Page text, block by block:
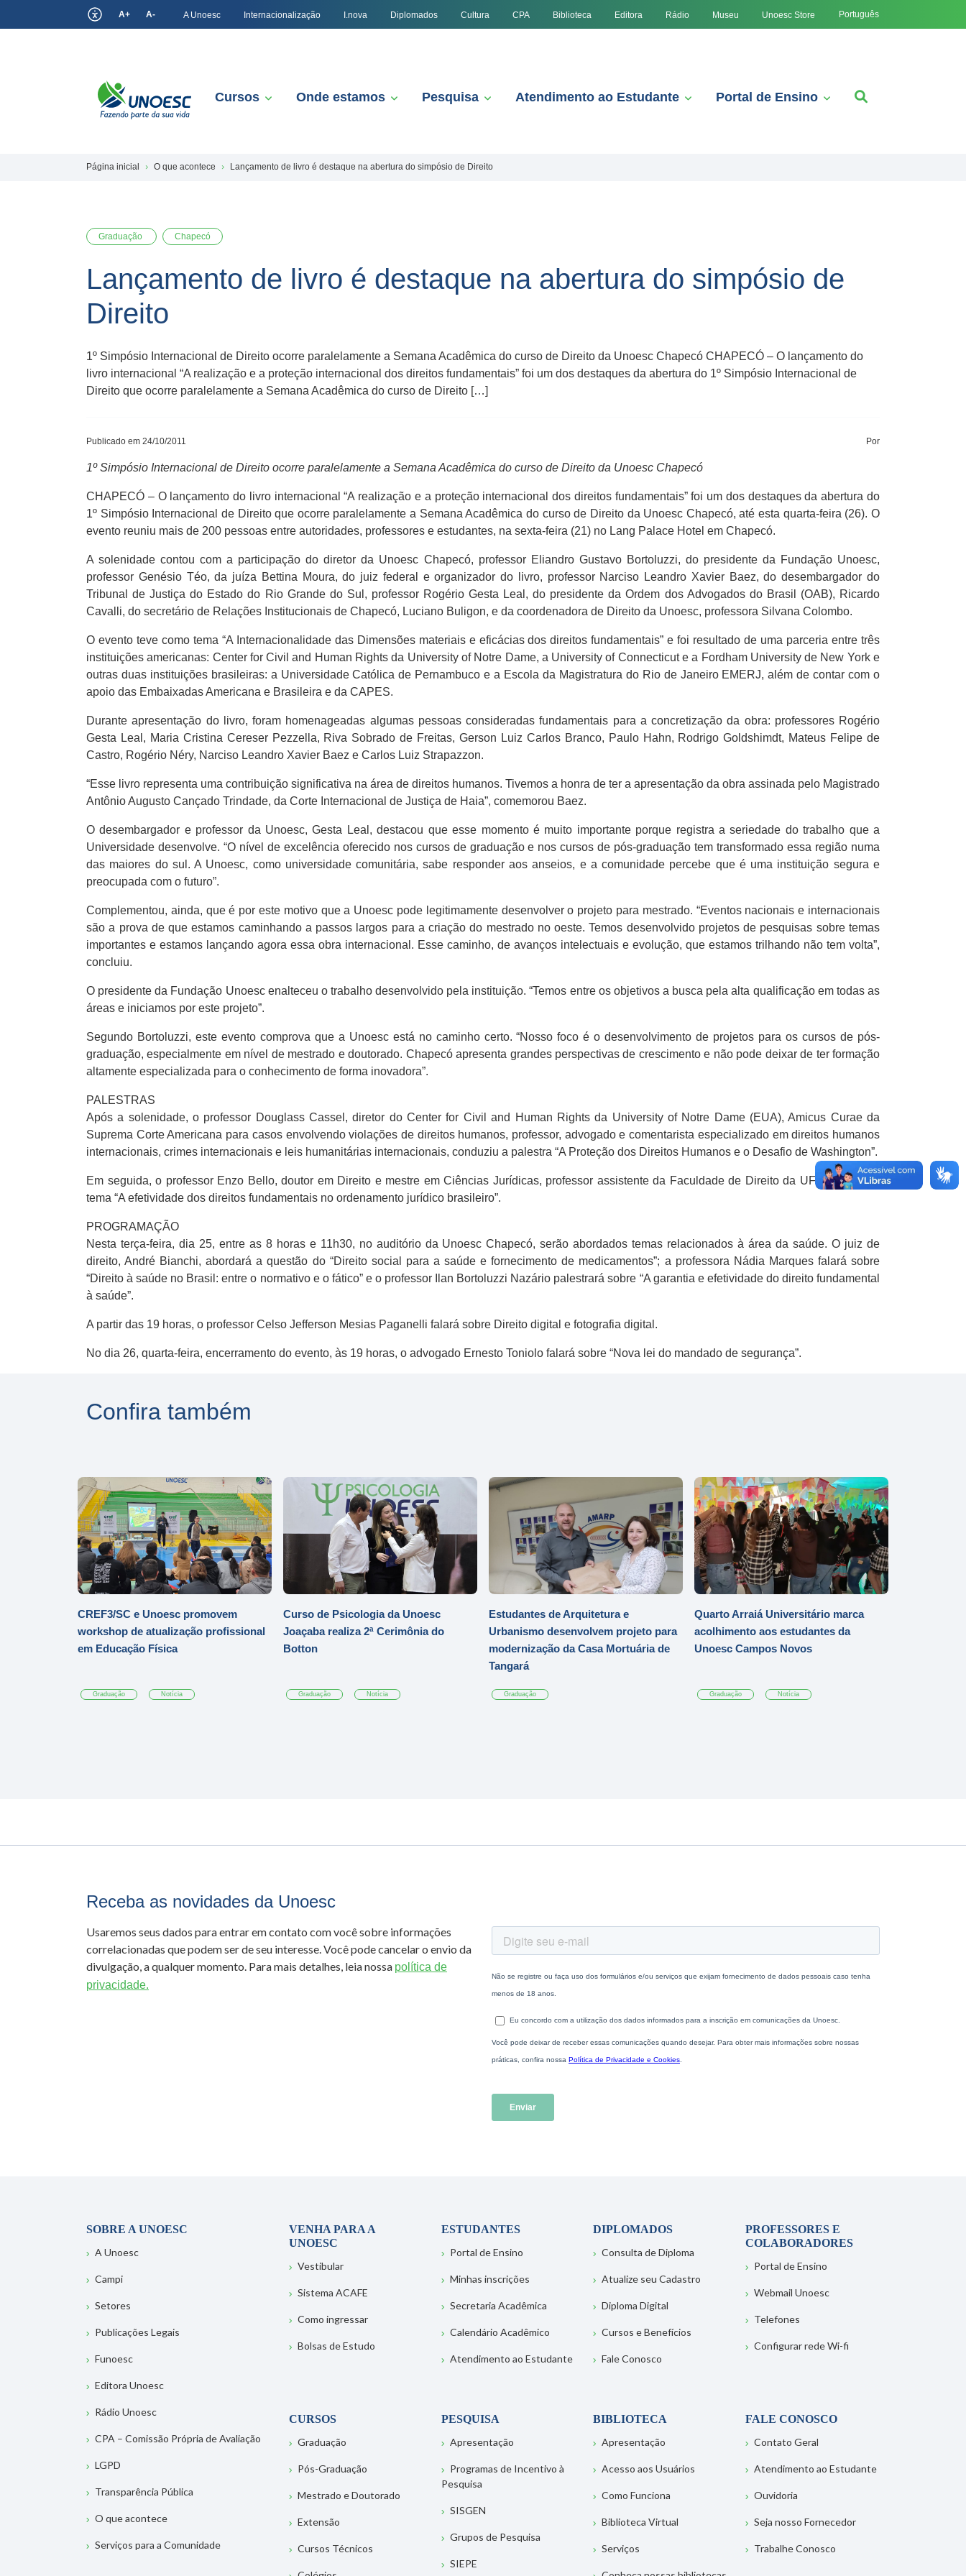
A+ A- A Unoesc Internacionalização I.nova Diplomados Cultura CPA Biblioteca Editora Rádio Museu Unoesc Store Português
Cursos Onde estamos Pesquisa Atendimento ao Estudante Portal de Ensino
Página inicial O que acontece Lançamento de livro é destaque na abertura do simpósio de Direito
Graduação Chapecó
Lançamento de livro é destaque na abertura do simpósio de
Direito
1º Simpósio Internacional de Direito ocorre paralelamente a Semana Acadêmica do curso de Direito da Unoesc Chapecó CHAPECÓ – O lançamento do
livro internacional “A realização e a proteção internacional dos direitos fundamentais” foi um dos destaques da abertura do 1º Simpósio Internacional de
Direito que ocorre paralelamente a Semana Acadêmica do curso de Direito […]
Publicado em 24/10/2011 Por
1º Simpósio Internacional de Direito ocorre paralelamente a Semana Acadêmica do curso de Direito da Unoesc Chapecó
CHAPECÓ – O lançamento do livro internacional “A realização e a proteção internacional dos direitos fundamentais” foi um dos destaques da abertura do
1º Simpósio Internacional de Direito que ocorre paralelamente a Semana Acadêmica do curso de Direito da Unoesc Chapecó, até esta quarta-feira (26). O
evento reuniu mais de 200 pessoas entre autoridades, professores e estudantes, na sexta-feira (21) no Lang Palace Hotel em Chapecó.
A solenidade contou com a participação do diretor da Unoesc Chapecó, professor Eliandro Gustavo Bortoluzzi, do presidente da Fundação Unoesc,
professor Genésio Téo, da juíza Bettina Moura, do juiz federal e organizador do livro, professor Narciso Leandro Xavier Baez, do desembargador do
Tribunal de Justiça do Estado do Rio Grande do Sul, professor Rogério Gesta Leal, do presidente da Ordem dos Advogados do Brasil (OAB), Ricardo
Cavalli, do secretário de Relações Institucionais de Chapecó, Luciano Buligon, e da coordenadora de Direito da Unoesc, professora Silvana Colombo.
O evento teve como tema “A Internacionalidade das Dimensões materiais e eficácias dos direitos fundamentais” e foi resultado de uma parceria entre três
instituições americanas: Center for Civil and Human Rights da University of Notre Dame, a University of Connecticut e a Fordham University de New York e
outras duas instituições brasileiras: a Universidade Católica de Pernambuco e a Escola da Magistratura do Rio de Janeiro EMERJ, além de contar com o
apoio das Embaixadas Americana e Brasileira e da CAPES.
Durante apresentação do livro, foram homenageadas algumas pessoas consideradas fundamentais para a concretização da obra: professores Rogério
Gesta Leal, Maria Cristina Cereser Pezzella, Riva Sobrado de Freitas, Gerson Luiz Carlos Branco, Paulo Hahn, Rodrigo Goldshimdt, Mateus Felipe de
Castro, Rogério Néry, Narciso Leandro Xavier Baez e Carlos Luiz Strapazzon.
“Esse livro representa uma contribuição significativa na área de direitos humanos. Tivemos a honra de ter a apresentação da obra assinada pelo Magistrado
Antônio Augusto Cançado Trindade, da Corte Internacional de Justiça de Haia”, comemorou Baez.
O desembargador e professor da Unoesc, Gesta Leal, destacou que esse momento é muito importante porque registra a seriedade do trabalho que a
Universidade desenvolve. “O nível de excelência oferecido nos cursos de graduação e nos cursos de pós-graduação tem transformado essa região numa
das maiores do sul. A Unoesc, como universidade comunitária, sabe responder aos anseios, e a comunidade percebe que é uma instituição segura e
preocupada com o futuro”.
Complementou, ainda, que é por este motivo que a Unoesc pode legitimamente desenvolver o projeto para mestrado. “Eventos nacionais e internacionais
são a prova de que estamos caminhando a passos largos para a criação do mestrado no oeste. Temos desenvolvido projetos de pesquisas sobre temas
importantes e estamos lançando agora essa obra internacional. Esse caminho, de avanços intelectuais e evolução, que estamos trilhando não tem volta”,
concluiu.
O presidente da Fundação Unoesc enalteceu o trabalho desenvolvido pela instituição. “Temos entre os objetivos a busca pela alta qualificação em todas as
áreas e iniciamos por este projeto”.
Segundo Bortoluzzi, este evento comprova que a Unoesc está no caminho certo. “Nosso foco é o desenvolvimento de projetos para os cursos de pós-
graduação, especialmente em nível de mestrado e doutorado. Chapecó apresenta grandes perspectivas de crescimento e não pode deixar de ter formação
altamente especializada para o conhecimento de forma inovadora”.
PALESTRAS
Após a solenidade, o professor Douglass Cassel, diretor do Center for Civil and Human Rights da University of Notre Dame (EUA), Amicus Curae da
Suprema Corte Americana para casos envolvendo violações de direitos humanos, professor, advogado e comentarista especializado em direitos humanos
internacionais, crimes internacionais e leis humanitárias internacionais, conduziu a palestra “A Proteção dos Direitos Humanos e o Desafio de Washington”.
Em seguida, o professor Enzo Bello, doutor em Direito e mestre em Ciências Jurídicas, professor assistente da Faculdade de Direito da UFF abordou o
tema “A efetividade dos direitos fundamentais no ordenamento jurídico brasileiro”.
PROGRAMAÇÃO
Nesta terça-feira, dia 25, entre as 8 horas e 11h30, no auditório da Unoesc Chapecó, serão abordados temas relacionados à área da saúde. O juiz de
direito, André Bianchi, abordará a questão do “Direito social para a saúde e fornecimento de medicamentos”; a professora Nádia Marques falará sobre
“Direito à saúde no Brasil: entre o normativo e o fático” e o professor Ilan Bortoluzzi Nazário palestrará sobre “A garantia e efetividade do direito fundamental
à saúde”.
A partir das 19 horas, o professor Celso Jefferson Mesias Paganelli falará sobre Direito digital e fotografia digital.
No dia 26, quarta-feira, encerramento do evento, às 19 horas, o advogado Ernesto Toniolo falará sobre “Nova lei do mandado de segurança”.
Confira também
CREF3/SC e Unoesc promovem
workshop de atualização profissional
em Educação Física
Graduação Notícia
Curso de Psicologia da Unoesc
Joaçaba realiza 2ª Cerimônia do
Botton
Graduação Notícia
Estudantes de Arquitetura e
Urbanismo desenvolvem projeto para
modernização da Casa Mortuária de
Tangará
Graduação
Quarto Arraiá Universitário marca
acolhimento aos estudantes da
Unoesc Campos Novos
Graduação Notícia
Receba as novidades da Unoesc
Usaremos seus dados para entrar em contato com você sobre informações
correlacionadas que podem ser de seu interesse. Você pode cancelar o envio da
divulgação, a qualquer momento. Para mais detalhes, leia nossa política de
privacidade.
SOBRE A UNOESC
A Unoesc
Campi
Setores
Publicações Legais
Funoesc
Editora Unoesc
Rádio Unoesc
CPA – Comissão Própria de Avaliação
LGPD
Transparência Pública
O que acontece
Serviços para a Comunidade
VENHA PARA A
UNOESC
Vestibular
Sistema ACAFE
Como ingressar
Bolsas de Estudo
ESTUDANTES
Portal de Ensino
Minhas inscrições
Secretaria Acadêmica
Calendário Acadêmico
Atendimento ao Estudante
DIPLOMADOS
Consulta de Diploma
Atualize seu Cadastro
Diploma Digital
Cursos e Benefícios
Fale Conosco
PROFESSORES E
COLABORADORES
Portal de Ensino
Webmail Unoesc
Telefones
Configurar rede Wi-fi
CURSOS
Graduação
Pós-Graduação
Mestrado e Doutorado
Extensão
Cursos Técnicos
PESQUISA
Apresentação
Programas de Incentivo à
Pesquisa
SISGEN
Grupos de Pesquisa
SIEPE
BIBLIOTECA
Apresentação
Acesso aos Usuários
Como Funciona
Biblioteca Virtual
Serviços
FALE CONOSCO
Contato Geral
Atendimento ao Estudante
Ouvidoria
Seja nosso Fornecedor
Trabalhe Conosco